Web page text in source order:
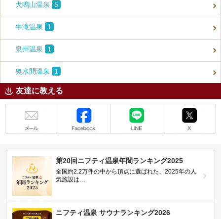
犬鳴山温泉 5
牛滝温泉 1
泉州温泉 1
奥水間温泉 1
友達に教える
第20回ニフティ温泉年間ランキング2025
全国約2.2万件の中から頂点に選ばれた、2025年の人
気施設は…
ニフティ温泉 サウナランキング2026